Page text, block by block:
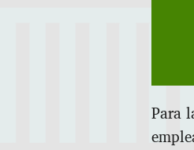
Para